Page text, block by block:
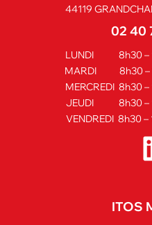
44119
02 40
LUNDI 8h30 –
MARDI 8h30 –
MERCREDI 8h30
JEUDI 8h30 –
VENDREDI 8h30
ITOS